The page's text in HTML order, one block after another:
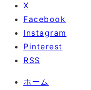
X
Facebook
Instagram
Pinterest
RSS
ホーム